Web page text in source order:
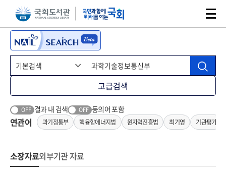
본문 바로가기주메뉴 바로가기
고급검색
OFF 결과 내 검색 OFF 동의어 포함
연관어 과기정통부 핵융합에너지법 원자력진흥법 최기영 기관평가
소장자료외부기관 자료